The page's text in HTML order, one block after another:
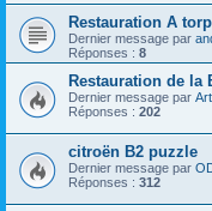
Restauration A
Dernier message par
Réponses : 8
Restauration de la
Dernier message par
Réponses : 202
citroën B2 puzzle
Dernier message par
Réponses : 312